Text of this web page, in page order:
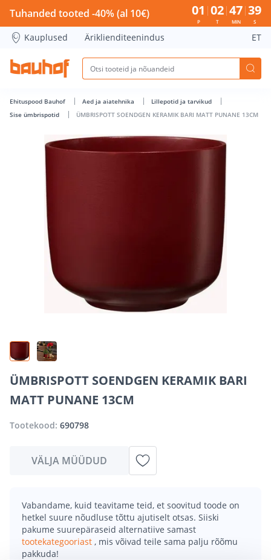
ÜMBRISPOTT SOENDGEN KERAMIK BARI MATT PUNANE
Tuhanded tooted -40% (al 10€) 01
P
02
T
47
MIN
39
S
Kauplused Äriklienditeenindus ET
Ehituspood Bauhof Aed ja aiatehnika
Lillepotid ja tarvikud
Sise ümbrispotid
ÜMBRISPOTT SOENDGEN KERAMIK BARI MATT PUNANE 13CM
ÜMBRISPOTT SOENDGEN KERAMIK BARI
MATT PUNANE 13CM
Tootekood: 690798
VÄLJA MÜÜDUD
Vabandame, kuid teavitame teid, et soovitud toode on
hetkel suure nõudluse tõttu ajutiselt otsas. Siiski
pakume suurepäraseid alternatiive samast
tootekategooriast , mis võivad teile sama palju rõõmu
pakkuda!